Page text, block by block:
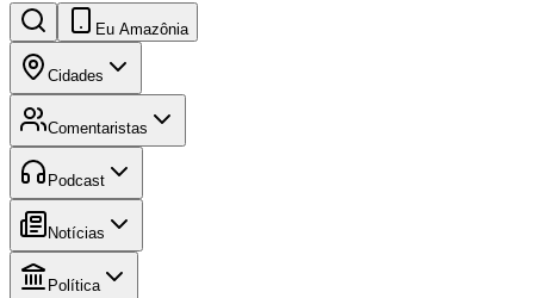
Eu Amazônia
Cidades
Comentaristas
Podcast
Notícias
Política